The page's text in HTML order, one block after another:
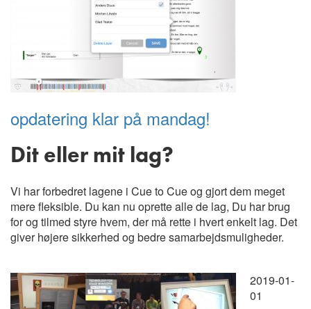
opdatering klar på mandag!
Dit eller mit lag?
Vi har forbedret lagene i Cue to Cue og gjort dem meget
mere fleksible. Du kan nu oprette alle de lag, Du har brug
for og tilmed styre hvem, der må rette i hvert enkelt lag. Det
giver højere sikkerhed og bedre samarbejdsmuligheder.
2019-01-
01